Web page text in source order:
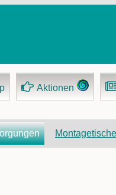
Aktionen
Montagetische